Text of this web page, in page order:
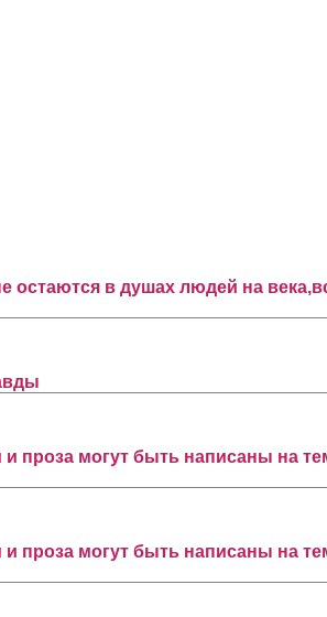
остаются в душах людей на
проза могут быть написаны на
проза могут быть написаны на